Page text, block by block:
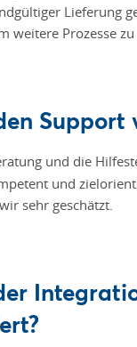
Lieferung
weitere Prozesse
Support
und die
und
sehr geschätzt.